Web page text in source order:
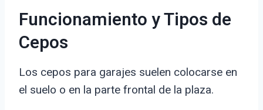
Funcionamiento y Tipos de
Cepos
Los cepos para garajes suelen colocarse en
el suelo o en la parte frontal de la plaza.